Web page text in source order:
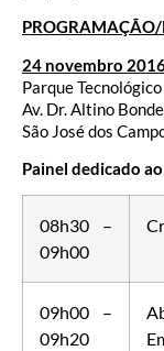
PROGRAMAÇÃO/
24 novembro
Parque
Av. Dr. Altino
São José dos
Painel dedicado
08h30 –
09h00
09h00 –
09h20